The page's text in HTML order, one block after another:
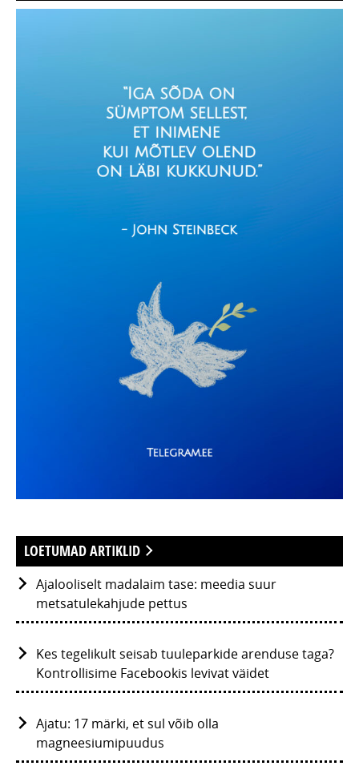
LOETUMAD ARTIKLID
Ajalooliselt madalaim tase: meedia suur
metsatulekahjude pettus
Kes tegelikult seisab tuuleparkide arenduse taga?
Kontrollisime Facebookis levivat väidet
Ajatu: 17 märki, et sul võib olla
magneesiumipuudus